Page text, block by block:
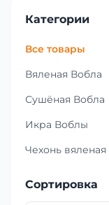
Категории
Все товары
Вяленая Вобла
Сушёная Вобла
Икра Воблы
Чехонь вяленая
Сортировка